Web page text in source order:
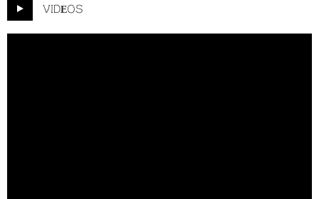
VIDEOS